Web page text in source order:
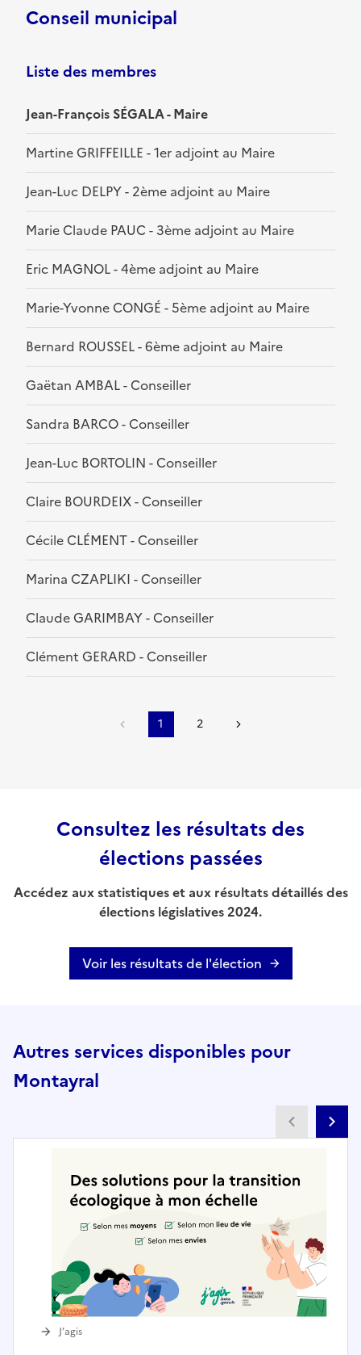
Conseil municipal
Liste des membres
Jean-François SÉGALA - Maire
Martine GRIFFEILLE - 1er adjoint au Maire
Jean-Luc DELPY - 2ème adjoint au Maire
Marie Claude PAUC - 3ème adjoint au Maire
Eric MAGNOL - 4ème adjoint au Maire
Marie-Yvonne CONGÉ - 5ème adjoint au Maire
Bernard ROUSSEL - 6ème adjoint au Maire
Gaëtan AMBAL - Conseiller
Sandra BARCO - Conseiller
Jean-Luc BORTOLIN - Conseiller
Claire BOURDEIX - Conseiller
Cécile CLÉMENT - Conseiller
Marina CZAPLIKI - Conseiller
Claude GARIMBAY - Conseiller
Clément GERARD - Conseiller
1 2
Consultez les résultats des
élections passées
Accédez aux statistiques et aux résultats détaillés des
élections législatives 2024.
Voir les résultats de l'élection
Autres services disponibles pour
Montayral
J’agis